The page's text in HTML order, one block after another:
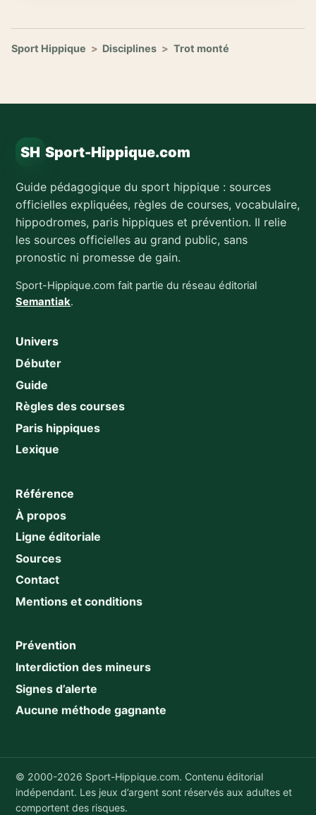
Sport Hippique > Disciplines > Trot monté
SH Sport-Hippique.com
Guide pédagogique du sport hippique : sources
officielles expliquées, règles de courses, vocabulaire,
hippodromes, paris hippiques et prévention. Il relie
les sources officielles au grand public, sans
pronostic ni promesse de gain.
Sport-Hippique.com fait partie du réseau éditorial
Semantiak.
Univers
Débuter
Guide
Règles des courses
Paris hippiques
Lexique
Référence
À propos
Ligne éditoriale
Sources
Contact
Mentions et conditions
Prévention
Interdiction des mineurs
Signes d’alerte
Aucune méthode gagnante
© 2000-2026 Sport-Hippique.com. Contenu éditorial
indépendant. Les jeux d’argent sont réservés aux adultes et
comportent des risques.